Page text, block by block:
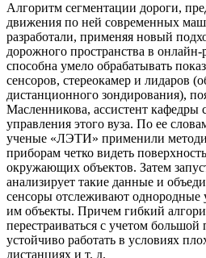
Алгоритм сегментации дороги,
движения по ней современных
разработали, применяя новый
дорожного пространства в
способна умело обрабатывать
сенсоров, стереокамер и лидаров
дистанционного зондирования),
Масленникова, ассистент кафедры
управления этого вуза. По ее
ученые «ЛЭТИ» применили
приборам четко видеть
окружающих объектов. Затем
анализирует такие данные и
сенсоры отслеживают однородные
им объекты. Причем гибкий
перестраиваться с учетом
устойчиво работать в условиях
дистанциях и т. д.